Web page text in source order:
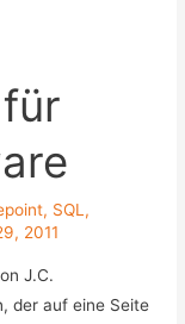
, SQL,
2011
J.C.
der auf eine Seite